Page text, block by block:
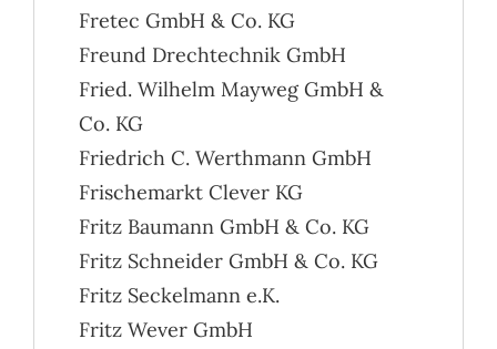
Fretec GmbH & Co. KG
Freund Drechtechnik GmbH
Fried. Wilhelm Mayweg GmbH &
Co. KG
Friedrich C. Werthmann GmbH
Frischemarkt Clever KG
Fritz Baumann GmbH & Co. KG
Fritz Schneider GmbH & Co. KG
Fritz Seckelmann e.K.
Fritz Wever GmbH